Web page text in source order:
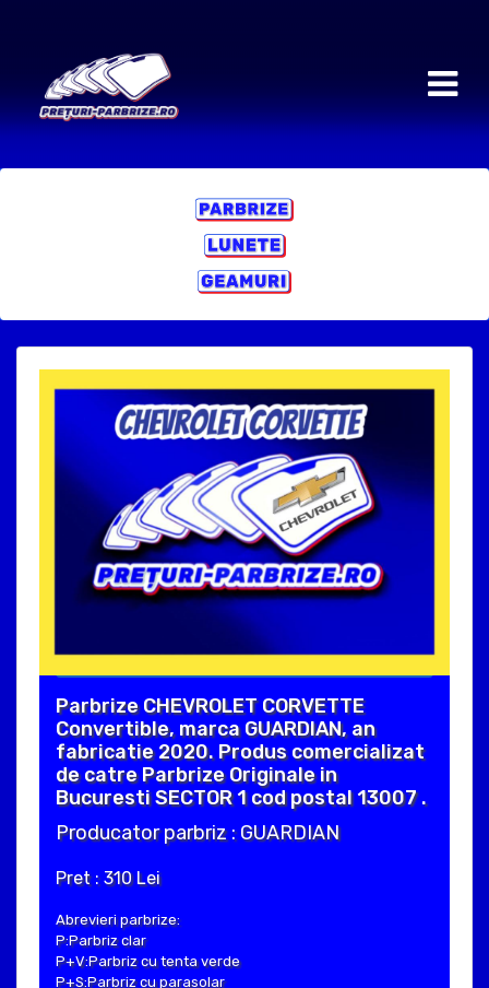
Parbrize CHEVROLET CORVETTE
Convertible, marca GUARDIAN, an
fabricatie 2020. Produs comercializat
de catre Parbrize Originale in
Bucuresti SECTOR 1 cod postal 13007 .
Producator parbriz : GUARDIAN
Pret : 310 Lei
Abrevieri parbrize:
P:Parbriz clar
P+V:Parbriz cu tenta verde
P+S:Parbriz cu parasolar